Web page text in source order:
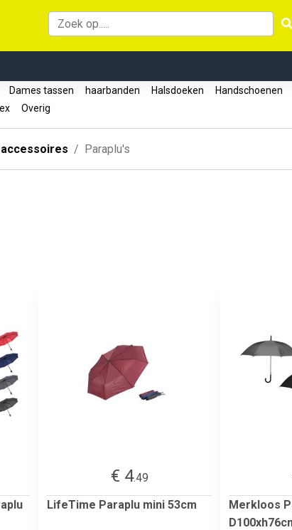
Dames tassen haarbanden Halsdoeken Handschoenen
Overig
Paraplu's
€ 4.49
LifeTime Paraplu mini 53cm
Merkloos